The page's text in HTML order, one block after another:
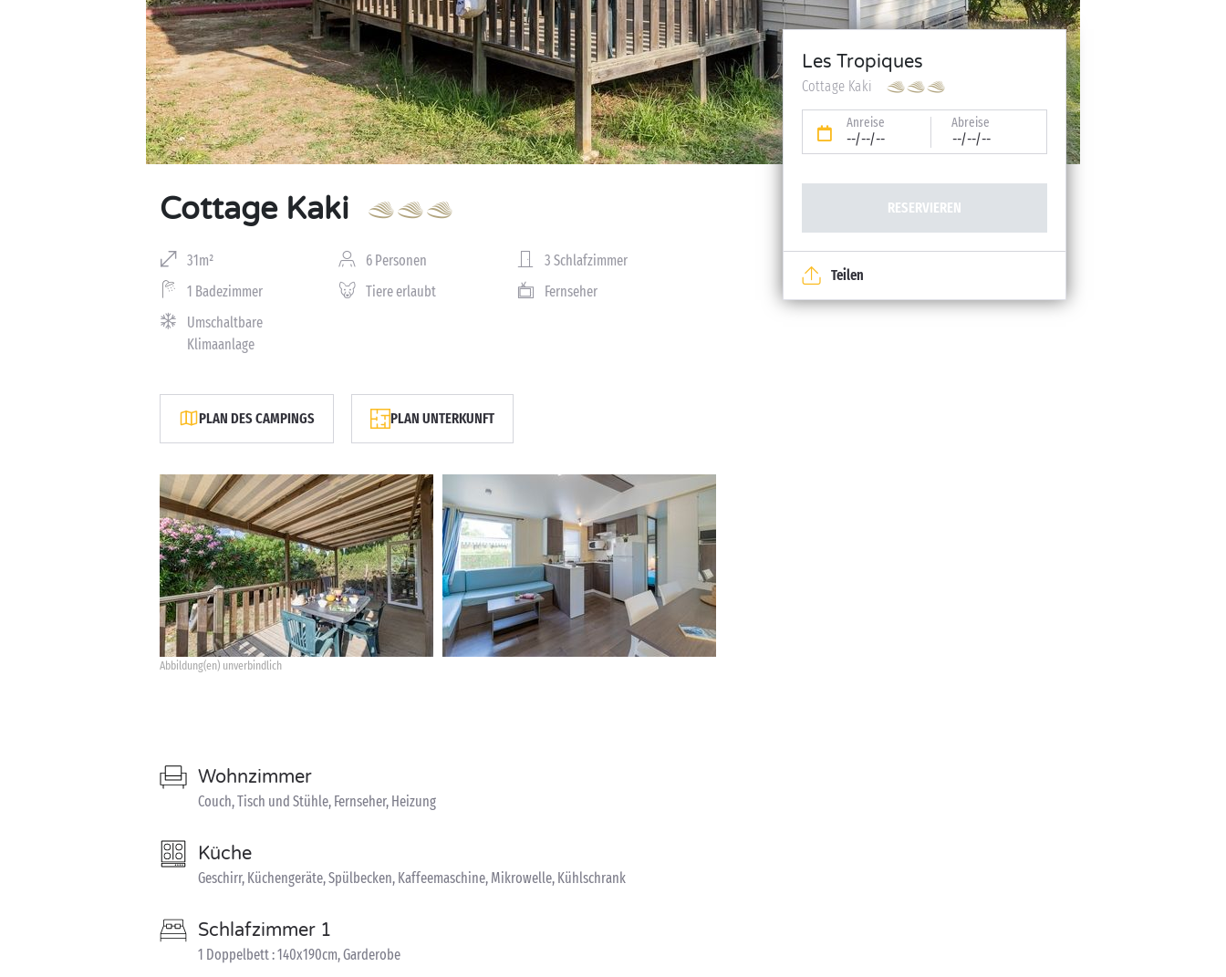
Cottage Kaki
31m² 6 Personen
3 Schlafzimmer
1 Badezimmer
Tiere erlaubt
Fernseher
Umschaltbare
Klimaanlage
PLAN DES CAMPINGS PLAN UNTERKUNFT
Abbildung(en) unverbindlich
Wohnzimmer
Couch, Tisch und Stühle, Fernseher, Heizung
Küche
Geschirr, Küchengeräte, Spülbecken, Kaffeemaschine, Mikrowelle, Kühlschrank
Schlafzimmer 1
1 Doppelbett : 140x190cm, Garderobe
Les Tropiques
Cottage Kaki
Anreise
--/--/--
Abreise
--/--/--
RESERVIEREN
Teilen